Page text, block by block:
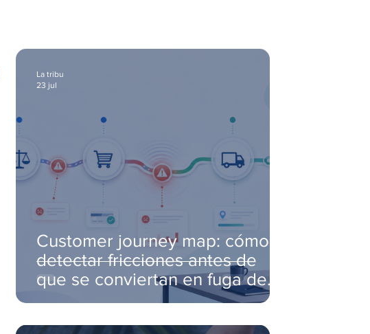
Customer journey map: cómo
detectar fricciones antes de
que se conviertan en fuga de
clientes
La tribu
23 jul